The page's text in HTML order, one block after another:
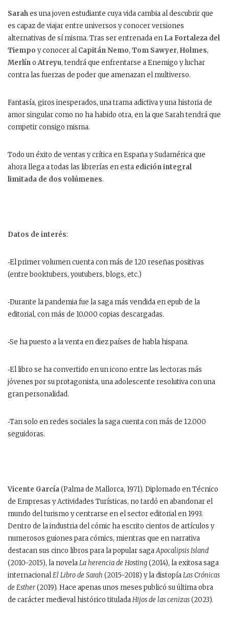
Sarahes una joven estudiante cuya vida cambia al descubrir que
es capaz de viajar entre universos y conocer versiones
alternativas de sí misma. Tras ser entrenada en La Fortaleza del
Tiempo y conocer alCapitán Nemo, Tom Sawyer, Holmes,
MerlínoAtreyu, tendrá que enfrentarse a Enemigo y luchar
contra las fuerzas de poder que amenazan el multiverso.
Fantasía, giros inesperados, una trama adictiva y una historia de
amor singular como no ha habido otra, en la que Sarah tendrá que
competir consigo misma.
Todo un éxito de ventas y crítica en España y Sudamérica que
ahora llega a todas las librerías en esta edición integral
limitada de dos volúmenes.
Datos de interés:
‑El primer volumen cuenta con más de 120 reseñas positivas
(entre booktubers, youtubers, blogs, etc.)
‑Durante la pandemia fue la saga más vendida en epub de la
editorial, con más de 10.000 copias descargadas.
‑Se ha puesto a la venta en diez países de habla hispana.
‑El libro se ha convertido en un icono entre las lectoras más
jóvenes por su protagonista, una adolescente resolutiva con una
gran personalidad.
‑Tan solo en redes sociales la saga cuenta con más de 12.000
seguidoras.
Vicente García(Palma de Mallorca, 1971). Diplomado en Técnico
de Empresas y Actividades Turísticas, no tardó en abandonar el
mundo del turismo y centrarse en el sector editorial en 1993.
Dentro de la industria del cómic ha escrito cientos de artículos y
numerosos guiones para cómics, mientras que en narrativa
destacan sus cinco libros para la popular sagaApocalipsis Island
(2010-2015), la novelaLa herencia de Hosting(2014), la exitosa saga
internacionalEl Libro de Sarah (2015-2018) y la distopíaLas Crónicas
de Esther(2019). Hace apenas unos meses publicó su última obra
de carácter medieval histórico tituladaHijos de las cenizas(2023).